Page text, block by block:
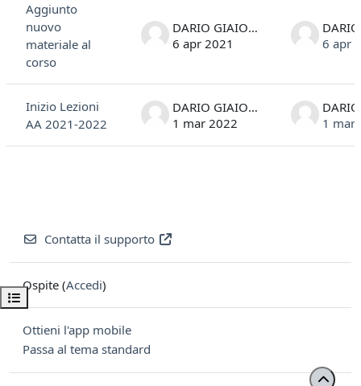
Apri indice del corso
Aggiunto
nuovo
materiale al
corso
DARIO GIAIOTTI
6 apr 2021
6 apr
Inizio Lezioni
AA 2021-2022
DARIO GIAIOTTI
1 mar 2022
1 mar
Contatta il supporto
Ospite (Accedi)
Ottieni l'app mobile
Passa al tema standard